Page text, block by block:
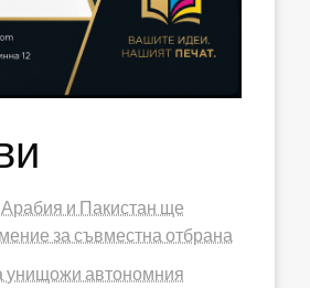
и Пакистан ще
за съвместна отбрана
унищожи автономния